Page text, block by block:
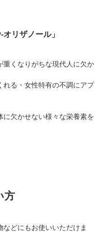
リザノール」
重くなりがちな現代人に欠か
れる・女性特有の不調にアプ
欠かせない様々な栄養素を
方
どにもお使いいただけま